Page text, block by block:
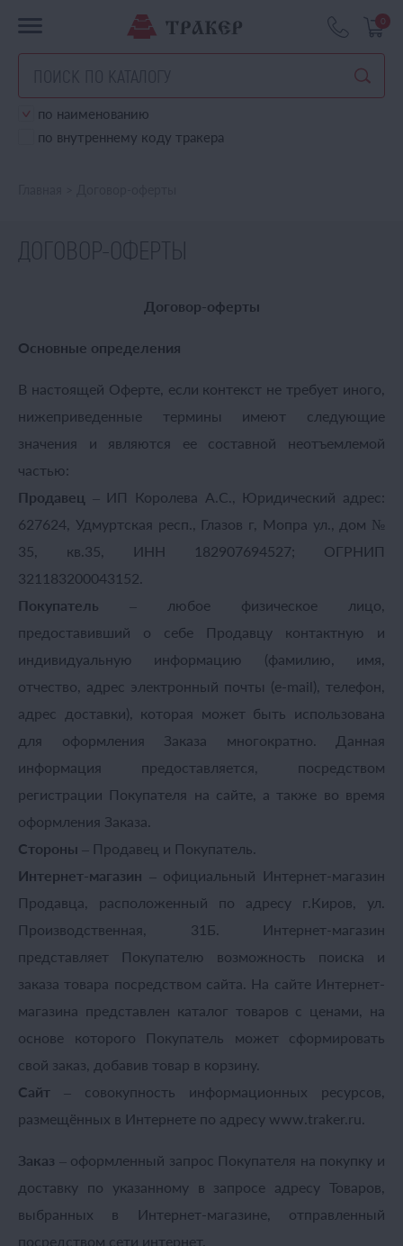
0
по наименованию
по внутреннему коду тракера
ДОГОВОР-ОФЕРТЫ
Договор-оферты
Основные определения
В настоящей Оферте, если контекст не требует иного,
нижеприведенные термины имеют следующие
значения и являются ее составной неотъемлемой
частью:
Продавец – ИП Королева А.С., Юридический адрес:
627624, Удмуртская респ., Глазов г, Мопра ул., дом №
35, кв.35, ИНН 182907694527; ОГРНИП
321183200043152.
Покупатель – любое физическое лицо,
предоставивший о себе Продавцу контактную и
индивидуальную информацию (фамилию, имя,
отчество, адрес электронный почты (e-mail), телефон,
адрес доставки), которая может быть использована
для оформления Заказа многократно. Данная
информация предоставляется, посредством
регистрации Покупателя на сайте, а также во время
оформления Заказа.
Стороны – Продавец и Покупатель.
Интернет-магазин – официальный Интернет-магазин
Продавца, расположенный по адресу г.Киров, ул.
Производственная, 31Б. Интернет-магазин
представляет Покупателю возможность поиска и
заказа товара посредством сайта. На сайте Интернет-
магазина представлен каталог товаров с ценами, на
основе которого Покупатель может сформировать
свой заказ, добавив товар в корзину.
Сайт – совокупность информационных ресурсов,
размещённых в Интернете по адресу www.traker.ru.
Заказ – оформленный запрос Покупателя на покупку и
доставку по указанному в запросе адресу Товаров,
выбранных в Интернет-магазине, отправленный
посредством сети интернет.